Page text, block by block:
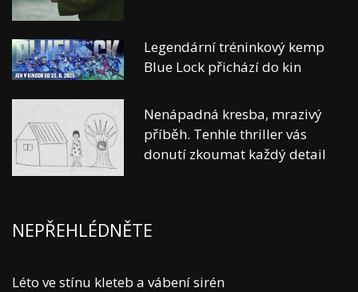
Legendární tréninkový kemp
Blue Lock přichází do kin
Nenápadná kresba, mrazivý
příběh. Tenhle thriller vás
donutí zkoumat každý detail
NEPŘEHLÉDNĚTE
Léto ve stínu kleteb a vábení sirén